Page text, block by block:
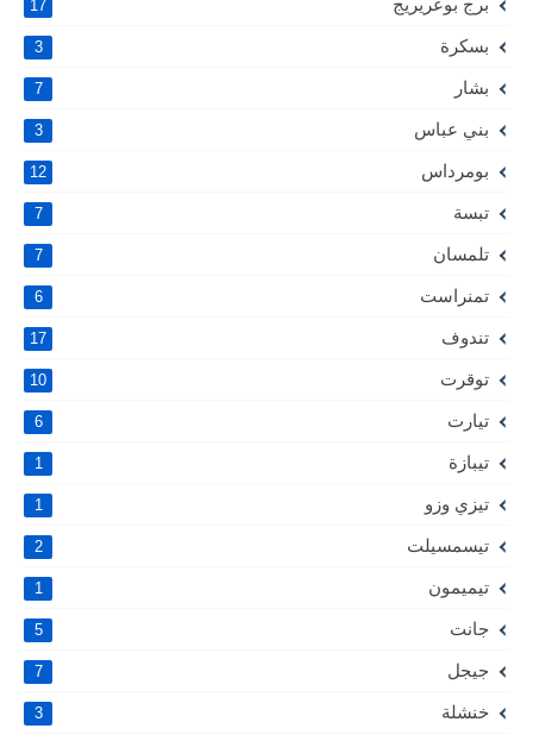
17
بسكرة 3
بشار 7
بني عباس 3
بومرداس 12
تبسة 7
تلمسان 7
تمنراست 6
تندوف 17
توقرت 10
تيارت 6
تيبازة 1
تيزي وزو 1
تيسمسيلت 2
تيميمون 1
جانت 5
جيجل 7
خنشلة 3